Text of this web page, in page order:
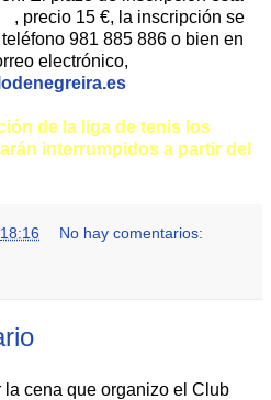
, precio 15 €, la inscripción se
981 885 886 o bien en
electrónico,
de la liga de tenis los
interrumpidos a partir del
18:16 No hay comentarios:
cena que organizo el Club